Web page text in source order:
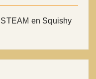
en Squishy